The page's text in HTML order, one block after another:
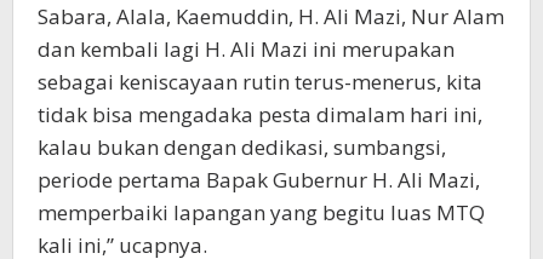
Sabara, Alala, Kaemuddin, H. Ali Mazi, Nur Alam
dan kembali lagi H. Ali Mazi ini merupakan
sebagai keniscayaan rutin terus-menerus, kita
tidak bisa mengadaka pesta dimalam hari ini,
kalau bukan dengan dedikasi, sumbangsi,
periode pertama Bapak Gubernur H. Ali Mazi,
memperbaiki lapangan yang begitu luas MTQ
kali ini,” ucapnya.